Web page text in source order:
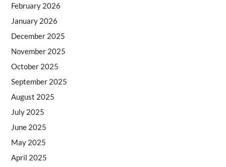
February 2026
January 2026
December 2025
November 2025
October 2025
September 2025
August 2025
July 2025
June 2025
May 2025
April 2025